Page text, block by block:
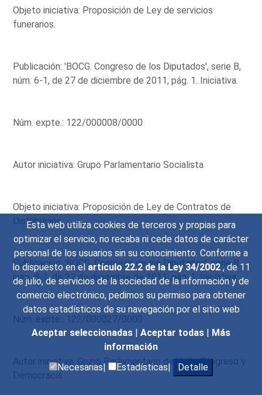
Esta web utiliza cookies de terceros y propias para
optimizar el servicio, no recaba ni cede datos de carácter
personal de los usuarios sin su conocimiento. Conforme a
lo dispuesto en elartículo 22.2 de la Ley 34/2002, de 11
de julio, de servicios de la sociedad de la información y de
comercio electrónico, pedimos su permiso para obtener
datos estadísticos de su navegación por el sitio web
Aceptar seleccionadas | Aceptar todas | Más
información
Necesarias|
Estadísticas| Detalle
Objeto iniciativa: Proposición de Ley de servicios
funerarios.
Publicación: 'BOCG. Congreso de los Diputados', serie B,
núm. 6-1, de 27 de diciembre de 2011, pág. 1. Iniciativa.
Núm. expte.: 122/000008/0000
Autor iniciativa: Grupo Parlamentario Socialista
Objeto iniciativa: Proposición de Ley de Contratos de
Distribución.
Publicación: 'BOCG. Congreso de los Diputados', serie B,
núm. 8-1, de 27 de diciembre de 2011, pág. 1. Iniciativa.
Núm. expte.: 122/000027/0000
Autor iniciativa: Grupo Parlamentario de Unión Progreso y
Democracia